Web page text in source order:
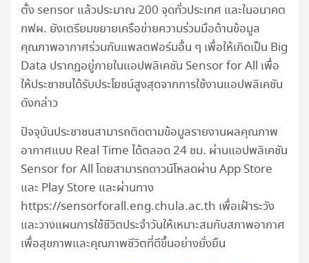
ตั้ง sensor แล้วประมาณ 200 จุดทั่วประเทศ และในอนาคต
กฟผ. ยังเตรียมขยายเครือข่ายความร่วมมือด้านข้อมูล
คุณภาพอากาศร่วมกับแพลตฟอร์มอื่น ๆ เพื่อให้เกิดเป็น Big
Data ปรากฏอยู่ภายในแอปพลิเคชัน Sensor for All เพื่อ
ให้ประชาชนได้รับประโยชน์สูงสุดจากการใช้งานแอปพลิเคชัน
ดังกล่าว
ปัจจุบันประชาชนสามารถติดตามข้อมูลรายงานผลคุณภาพ
อากาศแบบ Real Time ได้ตลอด 24 ชม. ผ่านแอปพลิเคชัน
Sensor for All โดยสามารถดาวน์โหลดผ่าน App Store
และ Play Store และผ่านทาง
https://sensorforall.eng.chula.ac.th เพื่อเฝ้าระวัง
และวางแผนการใช้ชีวิตประจำวันให้เหมาะสมกับสภาพอากาศ
เพื่อสุขภาพและคุณภาพชีวิตที่ดีขึ้นอย่างยั่งยืน